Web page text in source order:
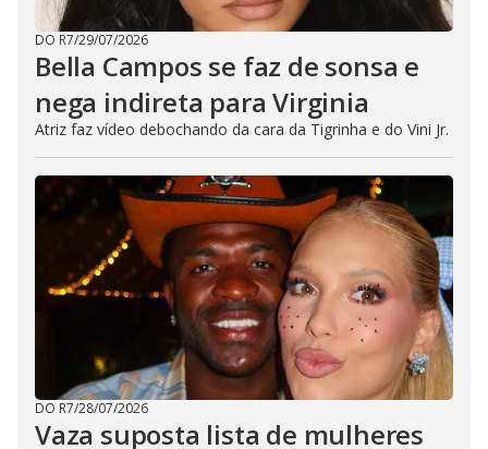
DO R7/29/07/2026
Bella Campos se faz de sonsa e
nega indireta para Virginia
Atriz faz vídeo debochando da cara da Tigrinha e do Vini Jr.
DO R7/28/07/2026
Vaza suposta lista de mulheres